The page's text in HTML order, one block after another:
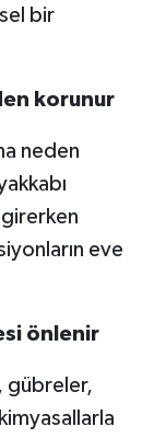
bir
korunur
neden
eve
önlenir
gübreler,